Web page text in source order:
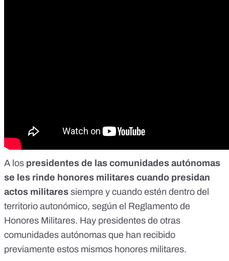
A los presidentes de las comunidades autónomas
se les rinde honores militares cuando presidan
actos militares siempre y cuando estén dentro del
territorio autonómico, según el Reglamento de
Honores Militares. Hay presidentes de otras
comunidades autónomas que han recibido
previamente estos mismos honores militares.